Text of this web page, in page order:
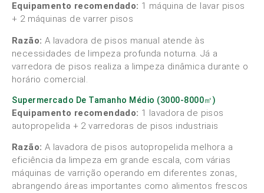
Equipamento recomendado: 1 máquina de lavar pisos
+ 2 máquinas de varrer pisos
Razão: A lavadora de pisos manual atende às
necessidades de limpeza profunda noturna. Já a
varredora de pisos realiza a limpeza dinâmica durante o
horário comercial.
Supermercado De Tamanho Médio (3000-8000㎡)
Equipamento recomendado: 1 lavadora de pisos
autopropelida + 2 varredoras de pisos industriais
Razão: A lavadora de pisos autopropelida melhora a
eficiência da limpeza em grande escala, com várias
máquinas de varrição operando em diferentes zonas,
abrangendo áreas importantes como alimentos frescos